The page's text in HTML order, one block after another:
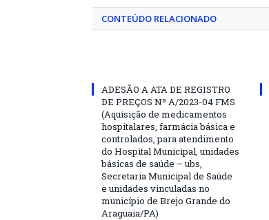
CONTEÚDO RELACIONADO
ADESÃO A ATA DE REGISTRO
DE PREÇOS Nº A/2023-04 FMS
(Aquisição de medicamentos
hospitalares, farmácia básica e
controlados, para atendimento
do Hospital Municipal, unidades
básicas de saúde – ubs,
Secretaria Municipal de Saúde
e unidades vinculadas no
município de Brejo Grande do
Araguaia/PA)